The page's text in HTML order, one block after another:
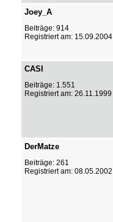
Joey_A
Beiträge: 914
Registriert am: 15.09.2004
CASI
Beiträge: 1.551
Registriert am: 26.11.1999
DerMatze
Beiträge: 261
Registriert am: 08.05.2002